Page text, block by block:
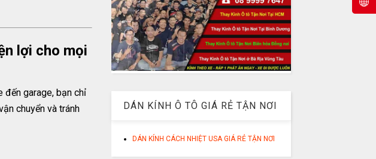
lợi cho mọi
đến garage, bạn chỉ
chuyển và tránh
DÁN KÍNH Ô TÔ GIÁ RẺ TẬN NƠI
DÁN KÍNH CÁCH NHIỆT USA GIÁ RẺ TẬN NƠI